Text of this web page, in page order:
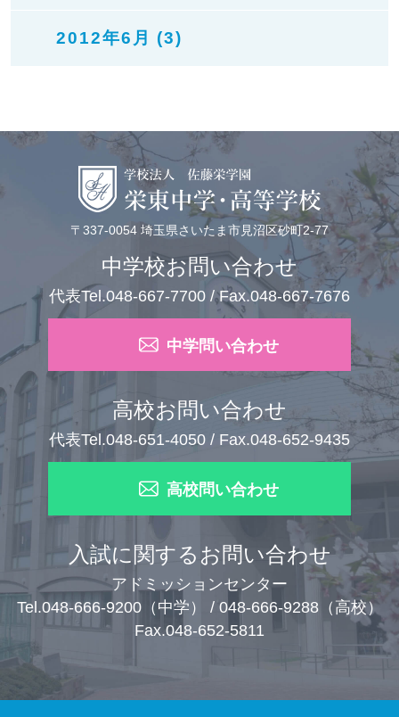
2012年6月 (3)
〒337-0054 埼玉県さいたま市見沼区砂町2-77
中学校お問い合わせ
代表Tel.048-667-7700 / Fax.048-667-7676
中学問い合わせ
高校お問い合わせ
代表Tel.048-651-4050 / Fax.048-652-9435
高校問い合わせ
入試に関するお問い合わせ
アドミッションセンター
Tel.048-666-9200（中学） / 048-666-9288（高校）
Fax.048-652-5811